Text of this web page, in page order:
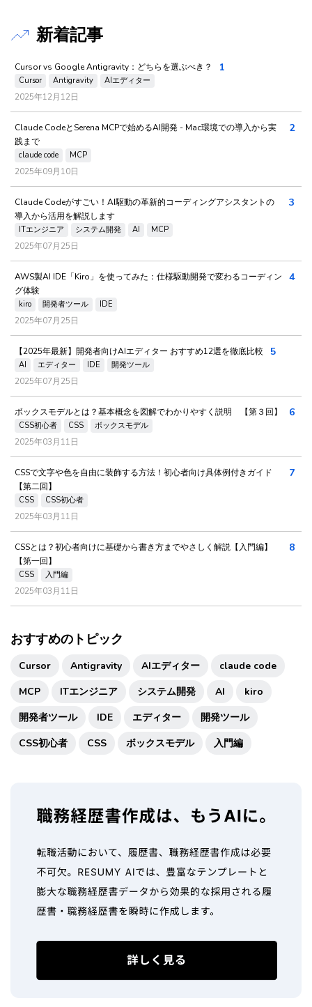
新着記事
Cursor vs Google Antigravity：どちらを選ぶべき？
Cursor Antigravity AIエディター
2025年12月12日
1
Claude CodeとSerena MCPで始めるAI開発 - Mac環境での導入から実
践まで
claude code MCP
2025年09月10日
2
Claude Codeがすごい！AI駆動の革新的コーディングアシスタントの
導入から活用を解説します
ITエンジニア システム開発 AI MCP
2025年07月25日
3
AWS製AI IDE「Kiro」を使ってみた：仕様駆動開発で変わるコーディン
グ体験
kiro 開発者ツール IDE
2025年07月25日
4
【2025年最新】開発者向けAIエディター おすすめ12選を徹底比較
AI エディター IDE 開発ツール
2025年07月25日
5
ボックスモデルとは？基本概念を図解でわかりやすく説明 【第３回】
CSS初心者 CSS ボックスモデル
2025年03月11日
6
CSSで文字や色を自由に装飾する方法！初心者向け具体例付きガイド
【第二回】
CSS CSS初心者
2025年03月11日
7
CSSとは？初心者向けに基礎から書き方までやさしく解説【入門編】
【第一回】
CSS 入門編
2025年03月11日
8
おすすめのトピック
Cursor Antigravity AIエディター
claude code
MCP
ITエンジニア システム開発 AI
kiro
開発者ツール
IDE エディター
開発ツール
CSS初心者
CSS ボックスモデル 入門編